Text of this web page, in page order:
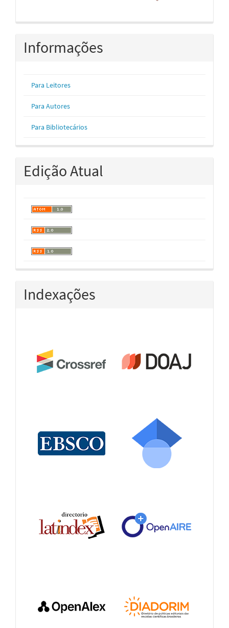
Informações
Para Leitores
Para Autores
Para Bibliotecários
Edição Atual
Indexações